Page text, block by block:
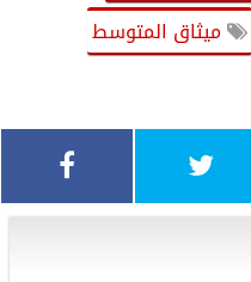
ميثاق المتوسط